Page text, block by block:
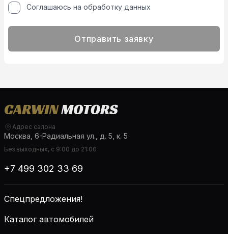
Соглашаюсь на обработку данных
Отправить заявку
Адрес салона
Москва, 6-Радиальная ул., д. 5, к. 5
Без выходных, с 9:00 до 21:00
+7 499 302 33 69
Спецпредложения!
Каталог автомобилей